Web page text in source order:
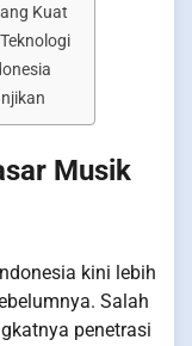
Kuat
Musik
kini lebih
Salah
penetrasi